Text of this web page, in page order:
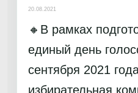
20.08.2021
🔸В рамках
единый день
сентября 2021
избирательная